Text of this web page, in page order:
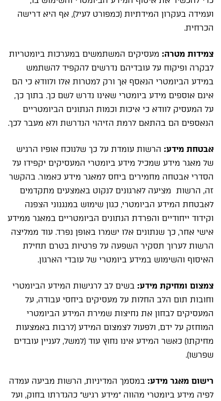
ועמידה בעקרון המידתיות (כמפורט לעיל), אף היא דרישה
הכרחית.
צמידות מטרה: מעסיקים המשתמשים במערכות ביומטריות
לבקרה ופיקוח על עובדיהם נדרשים להקפיד להשתמש
במידע הביומטרי הנאסף אך ורק למטרות אלו ולוודא כי הם
אינם אוספים מידע ביומטרי שאינו נדרש לשם כך. בתוך כך,
על המעסיק לוודא כי איכות וכמות הנתונים הביומטריים
הנאספים הם בהתאם לרמת הזיהוי הנדרשת ולא מעבר לכך.
אבטחת מידע: הרשות עומדת על כך שלנוכח אופיו הרגיש
של מאגר מידע שמכיל מידע ביומטרי המעסיקים יקפידו על
הסדרי אבטחה מחמירים ביחס למאגר מידע כאמור. בהקשר
זה, הרשות מציעה לארגונים לנקוט באמצעים מתקדמים
לאבטחת המידע הביומטרי, כגון שימוש במנגנוני הצפנה
וקידוד ייחודיים והפרדת הנתונים הביומטריים במאגר ממידע
אישי אחר, כך שנתונים אלו ישמרו באופן נפרד. עוד ממליצה
הרשות לערוך תסקיר השפעה על פרטיות בטרם תחילת
האיסוף והשימוש במידע ביומטרי של עובדי הארגון.
צמצום ומחיקת מידע: בשים לב לרגישות המידע הביומטרי
וחובות תום הלב החלות על מעסיקים ביחסי עבודה, על
המעסיקים לבחון את נחיצות שמירת המידע הביומטרי
המוחזק על ידם, ולפעול לצמצום המידע (לרבות באמצעות
מחיקתו) כאשר המידע אינו נחוץ עוד (למשל, לעניין עובדים
שפרשו).
רישום מאגר מידע: במסמך המדיניות, הרשות מביעה עמדה
לפיה מידע ביומטרי מהווה "מידע רגיש" כהגדרתו בחוק, ועל